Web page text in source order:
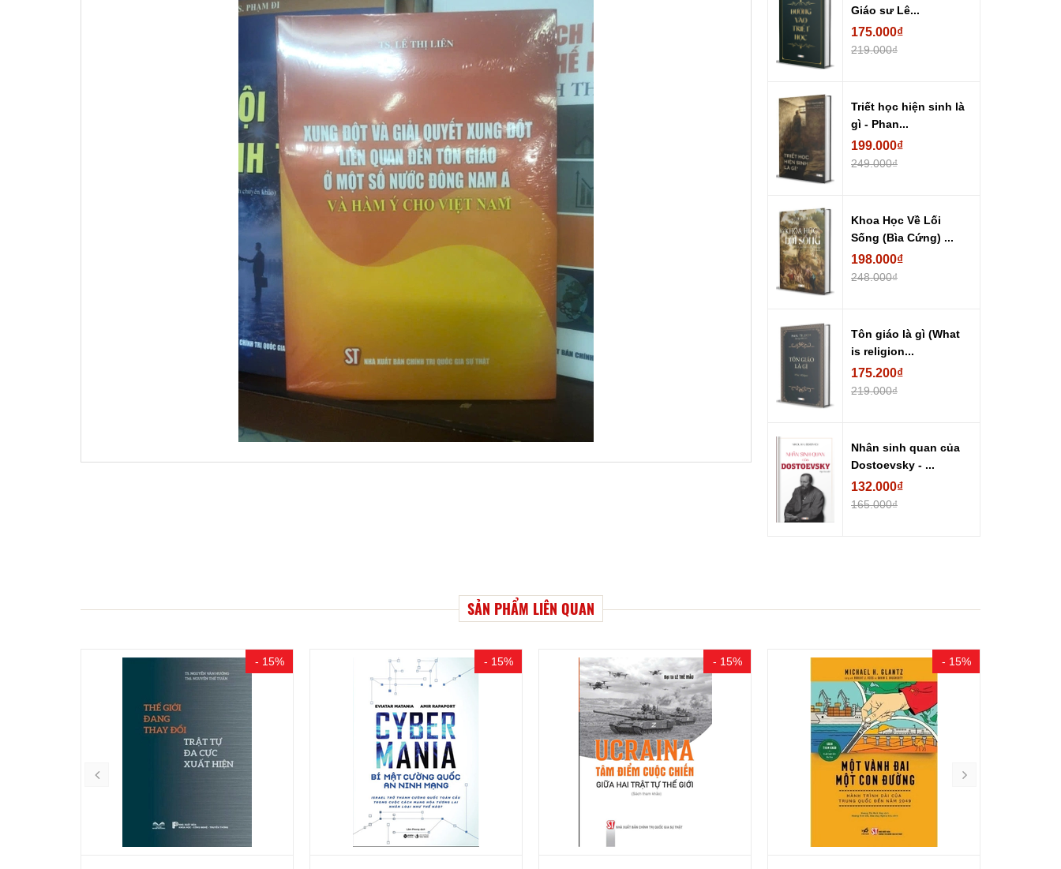
Giáo sư Lê...
175.000₫
219.000₫
Triết học hiện sinh là
gì - Phan...
199.000₫
249.000₫
Khoa Học Về Lối
Sống (Bìa Cứng) ...
198.000₫
248.000₫
Tôn giáo là gì (What
is religion...
175.200₫
219.000₫
Nhân sinh quan của
Dostoevsky - ...
132.000₫
165.000₫
SẢN PHẨM LIÊN QUAN
- 15% - 15% - 15% - 15%